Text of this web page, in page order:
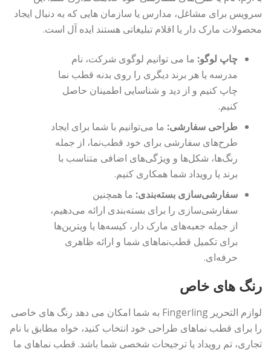
سرویس برای مشاغل، مدارس یا سازمان هایی که به دنبال ایجاد
محصولات مارک دار یا اقلام تبلیغاتی هستند ایده آل است.
چاپ لوگو: ما می توانیم لوگوی شرکت، نام
مدرسه یا هر برند دیگری را روی بدنه قطب نما
چاپ کنیم و از دید و شناسایی اطمینان حاصل
کنیم.
طراحی سفارشی: ما می‌توانیم با شما برای ایجاد
طرح‌های سفارشی برای خود قطب‌نما، از جمله
رنگ‌ها، شکل‌ها و ویژگی‌های اضافی متناسب با
برند یا رویداد شما همکاری کنیم.
سفارشی‌سازی بسته‌بندی: ما همچنین
سفارشی‌سازی را برای بسته‌بندی ارائه می‌دهیم،
از جمله جعبه‌های مارک دار، کیسه‌ها یا ویترین‌ها
برای تکمیل قطب‌نماهای شما و ارائه ظاهری
حرفه‌ای.
رنگ های خاص
لوازم التحریر Fingerling به شما امکان می دهد رنگ های خاصی
را برای قطب نماهای طراحی خود انتخاب کنید، خواه مطابق با نام
تجاری، تم رویداد یا ترجیحات شخصی شما باشد. قطب نماهای ما